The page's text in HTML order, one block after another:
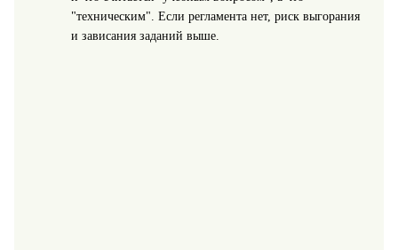
"техническим". Если регламента нет, риск выгорания
и зависания заданий выше.